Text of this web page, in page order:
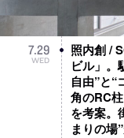
7.29
WED
照内創 /
ビル」。
自由”と“
角のRC
を考案。
まりの場